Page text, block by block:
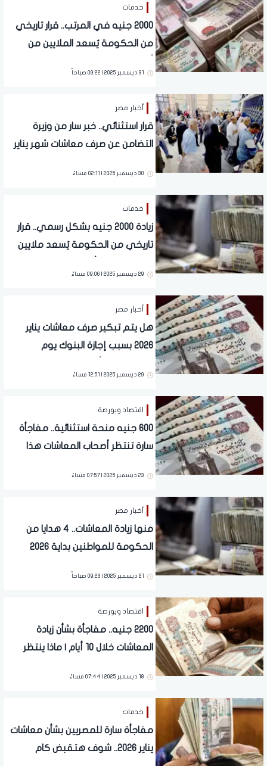
خدمات
2000 جنيه في المرتب.. قرار تاريخي
من الحكومة يُسعد الملايين من
31 ديسمبر 2025 | 09:22 صباحاً
أخبار مصر
قرار استثنائي.. خبر سار من وزيرة
التضامن عن صرف معاشات شهر يناير
30 ديسمبر 2025 | 02:11 مساءً
خدمات
زيادة 2000 جنيه بشكل رسمي.. قرار
تاريخي من الحكومة يُسعد ملايين
29 ديسمبر 2025 | 09:06 مساءً
أخبار مصر
هل يتم تبكير صرف معاشات يناير
2026 بسبب إجازة البنوك يوم
29 ديسمبر 2025 | 12:51 مساءً
اقتصاد وبورصة
600 جنيه منحة استثنائية.. مفاجأة
سارة تنتظر أصحاب المعاشات هذا
23 ديسمبر 2025 | 07:57 مساءً
أخبار مصر
منها زيادة المعاشات.. 4 هدايا من
الحكومة للمواطنين بداية 2026
21 ديسمبر 2025 | 09:23 صباحاً
اقتصاد وبورصة
2200 جنيه.. مفاجأة بشأن زيادة
المعاشات خلال 10 أيام | ماذا ينتظر
18 ديسمبر 2025 | 07:44 مساءً
خدمات
مفاجأة سارة للمصريين بشأن معاشات
يناير 2026.. شوف هتقبض كام